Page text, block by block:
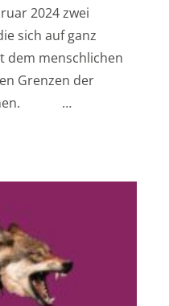
2024 zwei
sich auf ganz
dem menschlichen
Grenzen der
…